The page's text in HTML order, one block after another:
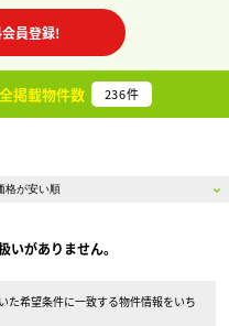
員登録!
全掲載物件数 236件
いがありません。
た希望条件に一致する物件情報をいち